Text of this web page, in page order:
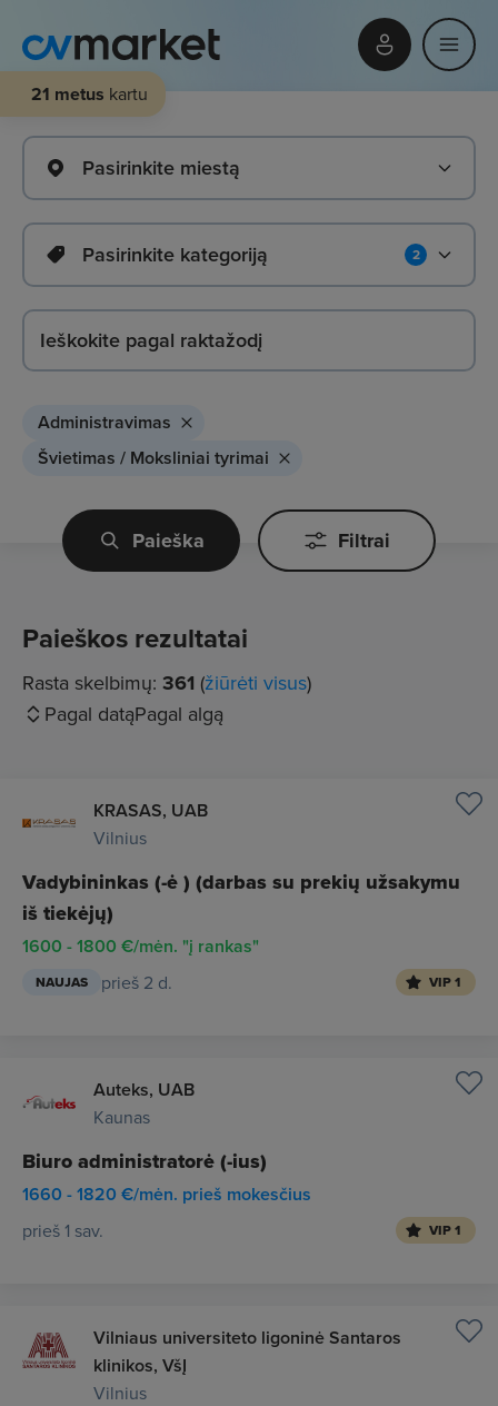
21 metus kartu
Pasirinkite miestą
Pasirinkite kategoriją 2
Administravimas
Švietimas / Moksliniai tyrimai
Paieška Filtrai
Paieškos rezultatai
Rasta skelbimų: 361 (žiūrėti visus)
Pagal datąPagal algą
KRASAS, UAB
Vilnius
Vadybininkas (-ė ) (darbas su prekių užsakymu
iš tiekėjų)
1600 - 1800 €/mėn. "į rankas"
NAUJAS prieš 2 d. VIP 1
Auteks, UAB
Kaunas
Biuro administratorė (-ius)
1660 - 1820 €/mėn. prieš mokesčius
prieš 1 sav. VIP 1
Vilniaus universiteto ligoninė Santaros
klinikos, VšĮ
Vilnius